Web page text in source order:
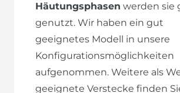
Häutungsphasen werden sie
genutzt. Wir haben ein gut
geeignetes Modell in unsere
Konfigurationsmöglichkeiten
aufgenommen. Weitere als
geeignete Verstecke finden